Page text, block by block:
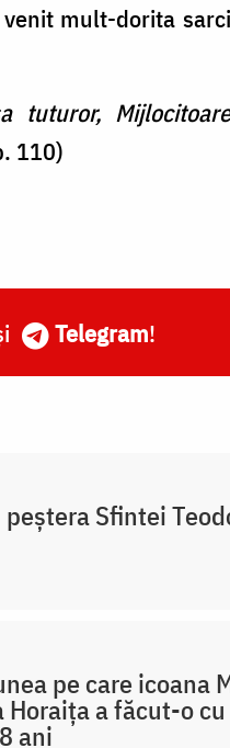
mult-dorita
tuturor,
110)
Telegram!
peștera Sfintei
pe care icoana
Horaița a făcut-o
ani